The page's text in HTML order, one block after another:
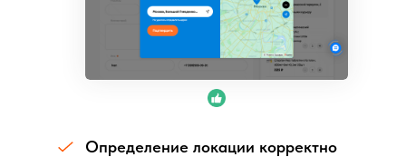
Определение локации корректно